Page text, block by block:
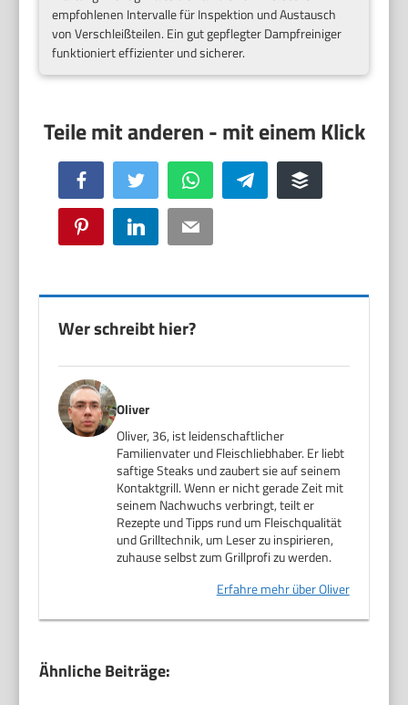
empfohlenen Intervalle für Inspektion und Austausch
von Verschleißteilen. Ein gut gepflegter Dampfreiniger
funktioniert effizienter und sicherer.
Facebook Twitter WhatsApp Telegram Buffer
Pinterest LinkedIn Email
Wer schreibt hier?
Oliver
Oliver, 36, ist leidenschaftlicher
Familienvater und Fleischliebhaber. Er liebt
saftige Steaks und zaubert sie auf seinem
Kontaktgrill. Wenn er nicht gerade Zeit mit
seinem Nachwuchs verbringt, teilt er
Rezepte und Tipps rund um Fleischqualität
und Grilltechnik, um Leser zu inspirieren,
zuhause selbst zum Grillprofi zu werden.
Erfahre mehr über Oliver
Ähnliche Beiträge: